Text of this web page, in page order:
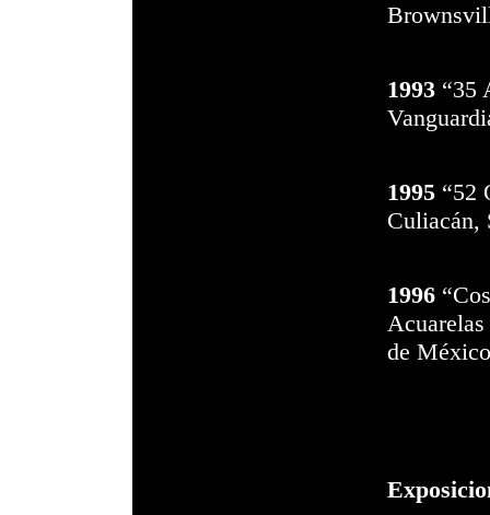
1993 “35
1995 “52
Culiacán,
1996
de